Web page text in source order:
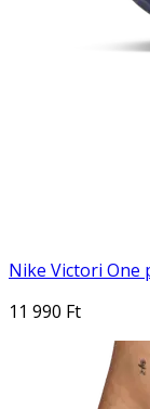
Nike Victori One
11 990 Ft